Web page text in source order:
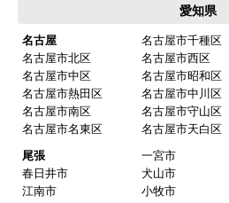
愛知県
名古屋 名古屋市千種区
名古屋市北区
名古屋市西区
名古屋市中区
名古屋市昭和区
名古屋市熱田区
名古屋市中川区
名古屋市南区
名古屋市守山区
名古屋市名東区
名古屋市天白区
尾張
一宮市
春日井市
犬山市
江南市
小牧市